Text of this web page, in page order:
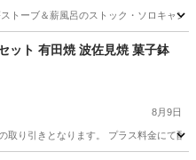
ーブ＆薪風呂のストック・ソロキャン
ット 有田焼 波佐見焼 菓子鉢
8月9日
取り引きとなります。 プラス料金にて